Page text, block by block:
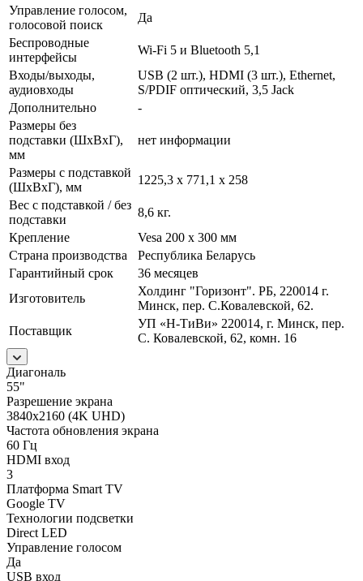
Управление голосом,
голосовой поиск
Да
Беспроводные
интерфейсы
Wi-Fi 5 и Bluetooth 5,1
Входы/выходы,
аудиовходы
USB (2 шт.), HDMI (3 шт.), Ethernet,
S/PDIF оптический, 3,5 Jack
Дополнительно
-
Размеры без
подставки (ШxВxГ),
мм
нет информации
Размеры с подставкой
(ШxВxГ), мм
1225,3 x 771,1 x 258
Вес с подставкой / без
подставки
8,6 кг.
Крепление
Vesa 200 x 300 мм
Страна производства
Республика Беларусь
Гарантийный срок
36 месяцев
Изготовитель
Холдинг "Горизонт". РБ, 220014 г.
Минск, пер. С.Ковалевской, 62.
Поставщик
УП «H-ТиВи» 220014, г. Минск, пер.
С. Ковалевской, 62, комн. 16
Диагональ
55"
Разрешение экрана
3840x2160 (4K UHD)
Частота обновления экрана
60 Гц
HDMI вход
3
Платформа Smart TV
Google TV
Технологии подсветки
Direct LED
Управление голосом
Да
USB вход